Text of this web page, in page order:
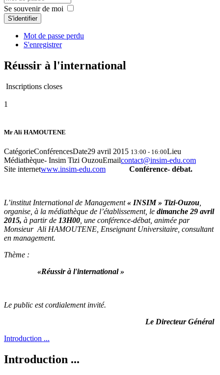
Se souvenir de moi
S'identifier
Mot de passe perdu
S'enregistrer
Réussir à l'international
Inscriptions closes
1
Mr Ali HAMOUTENE
CatégorieConférencesDate29 avril 2015 13:00 - 16:00Lieu
Médiathèque- Insim Tizi OuzouEmailcontact@insim-edu.com
Site internetwww.insim-edu.com Conférence- débat.
L’institut International de Management« INSIM » Tizi-Ouzou
organise, à la médiathèque de l’établissement, le dimanche 29 avril
2015, à partir de 13H00 , une conférence-débat, animée par
Monsieur Ali HAMOUTENE, Enseignant Universitaire, consultant
en management.
Thème :
«Réussir à l'international »
Le public est cordialement invité.
Le Directeur Général
Introduction ...
Introduction ...